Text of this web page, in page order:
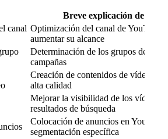
Breve explicación de la
canal Optimización del canal de YouTube
aumentar su alcance
Determinación de los grupos
campañas
Creación de contenidos de vídeo
alta calidad
Mejorar la visibilidad de los vídeos
resultados de búsqueda
Colocación de anuncios en YouTube
segmentación específica